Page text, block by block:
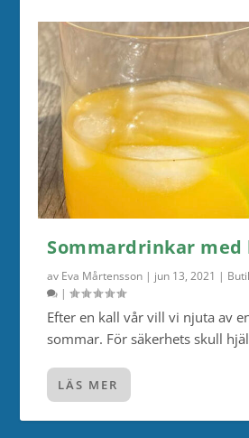
Sommardrinkar med
av Eva Mårtensson | jun 13, 2021 |
|
Efter en kall vår vill vi njuta av
sommar. För säkerhets skull
LÄS MER